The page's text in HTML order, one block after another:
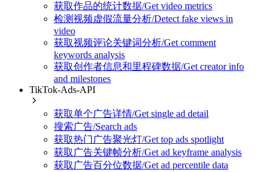
获取作品的统计数据/Get video metrics
检测视频虚假流量分析/Detect fake views in
video
获取视频评论关键词分析/Get comment
keywords analysis
获取创作者信息和里程碑数据/Get creator info
and milestones
TikTok-Ads-API
获取单个广告详情/Get single ad detail
搜索广告/Search ads
获取热门广告聚光灯/Get top ads spotlight
获取广告关键帧分析/Get ad keyframe analysis
获取广告百分位数据/Get ad percentile data